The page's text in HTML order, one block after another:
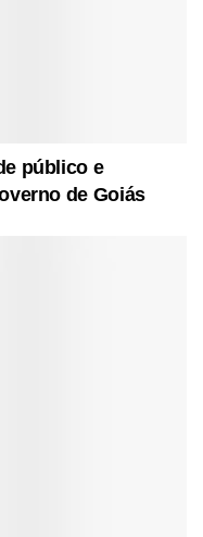
público e
de Goiás